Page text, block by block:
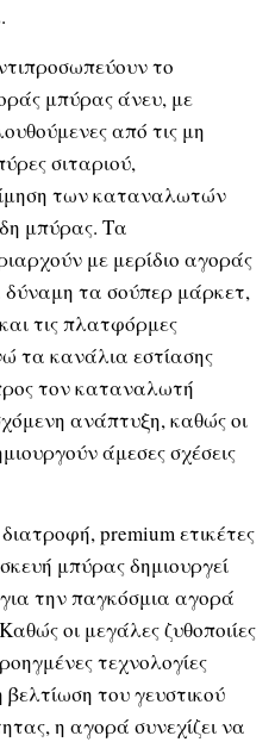
το
μπύρας άνευ, με
από τις μη
σιταριού,
των καταναλωτών
μπύρας. Τα
με μερίδιο αγοράς
δύναμη τα σούπερ μάρκετ,
τις πλατφόρμες
τα κανάλια εστίασης
τον καταναλωτή
ανάπτυξη, καθώς οι
άμεσες σχέσεις
premium ετικέτες
μπύρας δημιουργεί
την παγκόσμια αγορά
οι μεγάλες ζυθοποιίες
τεχνολογίες
του γευστικού
η αγορά συνεχίζει να